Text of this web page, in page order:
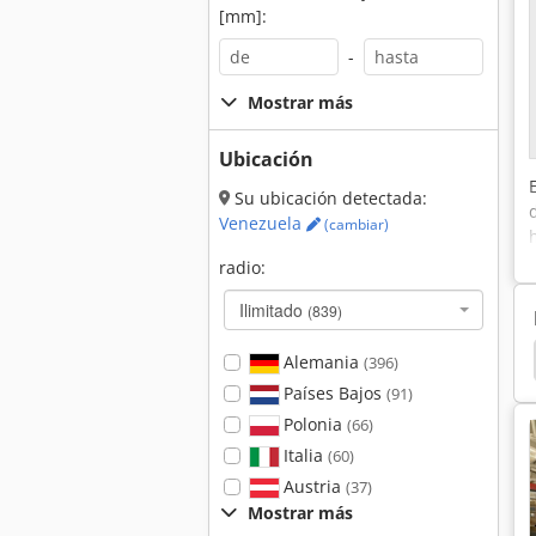
[mm]:
-
Mostrar más
Ubicación
Su ubicación detectada:
Venezuela
(cambiar)
radio:
Ilimitado (839)
Alemania (396)
Países Bajos (91)
Polonia (66)
Italia (60)
Austria (37)
Mostrar más
Holz Her 1410 Holz Her 1402